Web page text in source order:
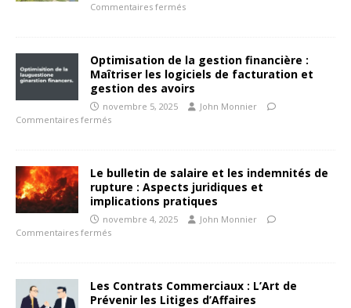
Commentaires fermés
Optimisation de la gestion financière :
Maîtriser les logiciels de facturation et
gestion des avoirs
novembre 5, 2025
John Monnier
Commentaires fermés
Le bulletin de salaire et les indemnités de
rupture : Aspects juridiques et
implications pratiques
novembre 4, 2025
John Monnier
Commentaires fermés
Les Contrats Commerciaux : L’Art de
Prévenir les Litiges d’Affaires